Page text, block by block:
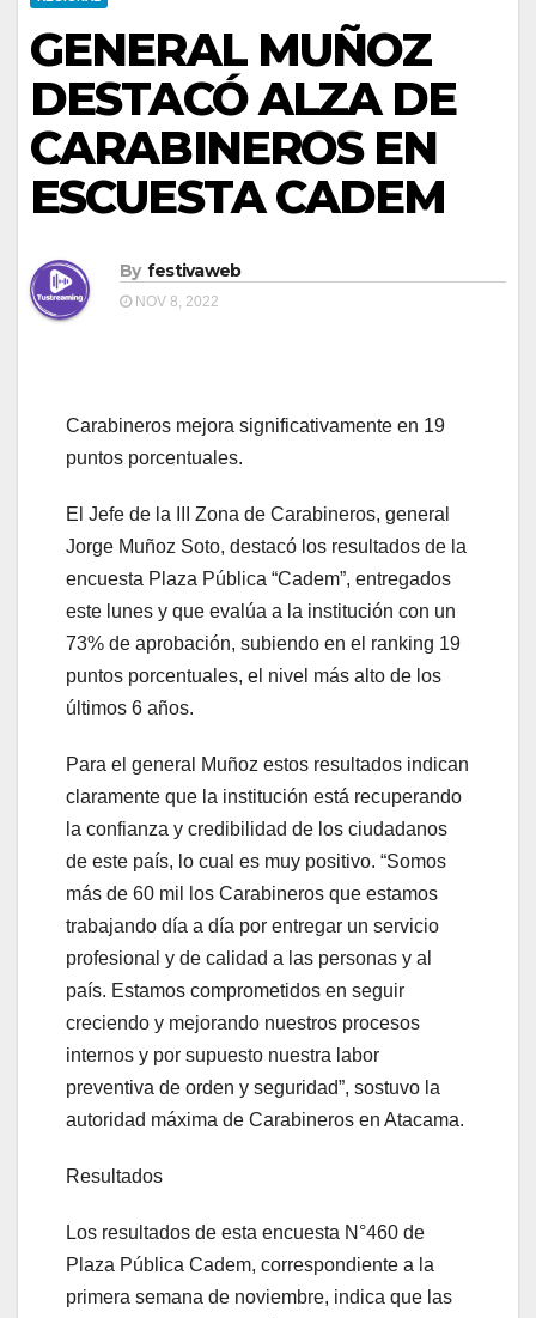
GENERAL MUÑOZ
DESTACÓ ALZA DE
CARABINEROS EN
ESCUESTA CADEM
By festivaweb
NOV 8, 2022
Carabineros mejora significativamente en 19
puntos porcentuales.
El Jefe de la III Zona de Carabineros, general
Jorge Muñoz Soto, destacó los resultados de la
encuesta Plaza Pública “Cadem”, entregados
este lunes y que evalúa a la institución con un
73% de aprobación, subiendo en el ranking 19
puntos porcentuales, el nivel más alto de los
últimos 6 años.
Para el general Muñoz estos resultados indican
claramente que la institución está recuperando
la confianza y credibilidad de los ciudadanos
de este país, lo cual es muy positivo. “Somos
más de 60 mil los Carabineros que estamos
trabajando día a día por entregar un servicio
profesional y de calidad a las personas y al
país. Estamos comprometidos en seguir
creciendo y mejorando nuestros procesos
internos y por supuesto nuestra labor
preventiva de orden y seguridad”, sostuvo la
autoridad máxima de Carabineros en Atacama.
Resultados
Los resultados de esta encuesta N°460 de
Plaza Pública Cadem, correspondiente a la
primera semana de noviembre, indica que las